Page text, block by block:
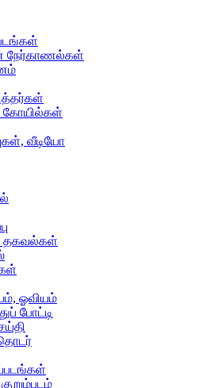
நேர்காணல்கள்
கோயில்கள்
வீடியோ
தகவல்கள்
ஓவியம்
போட்டி